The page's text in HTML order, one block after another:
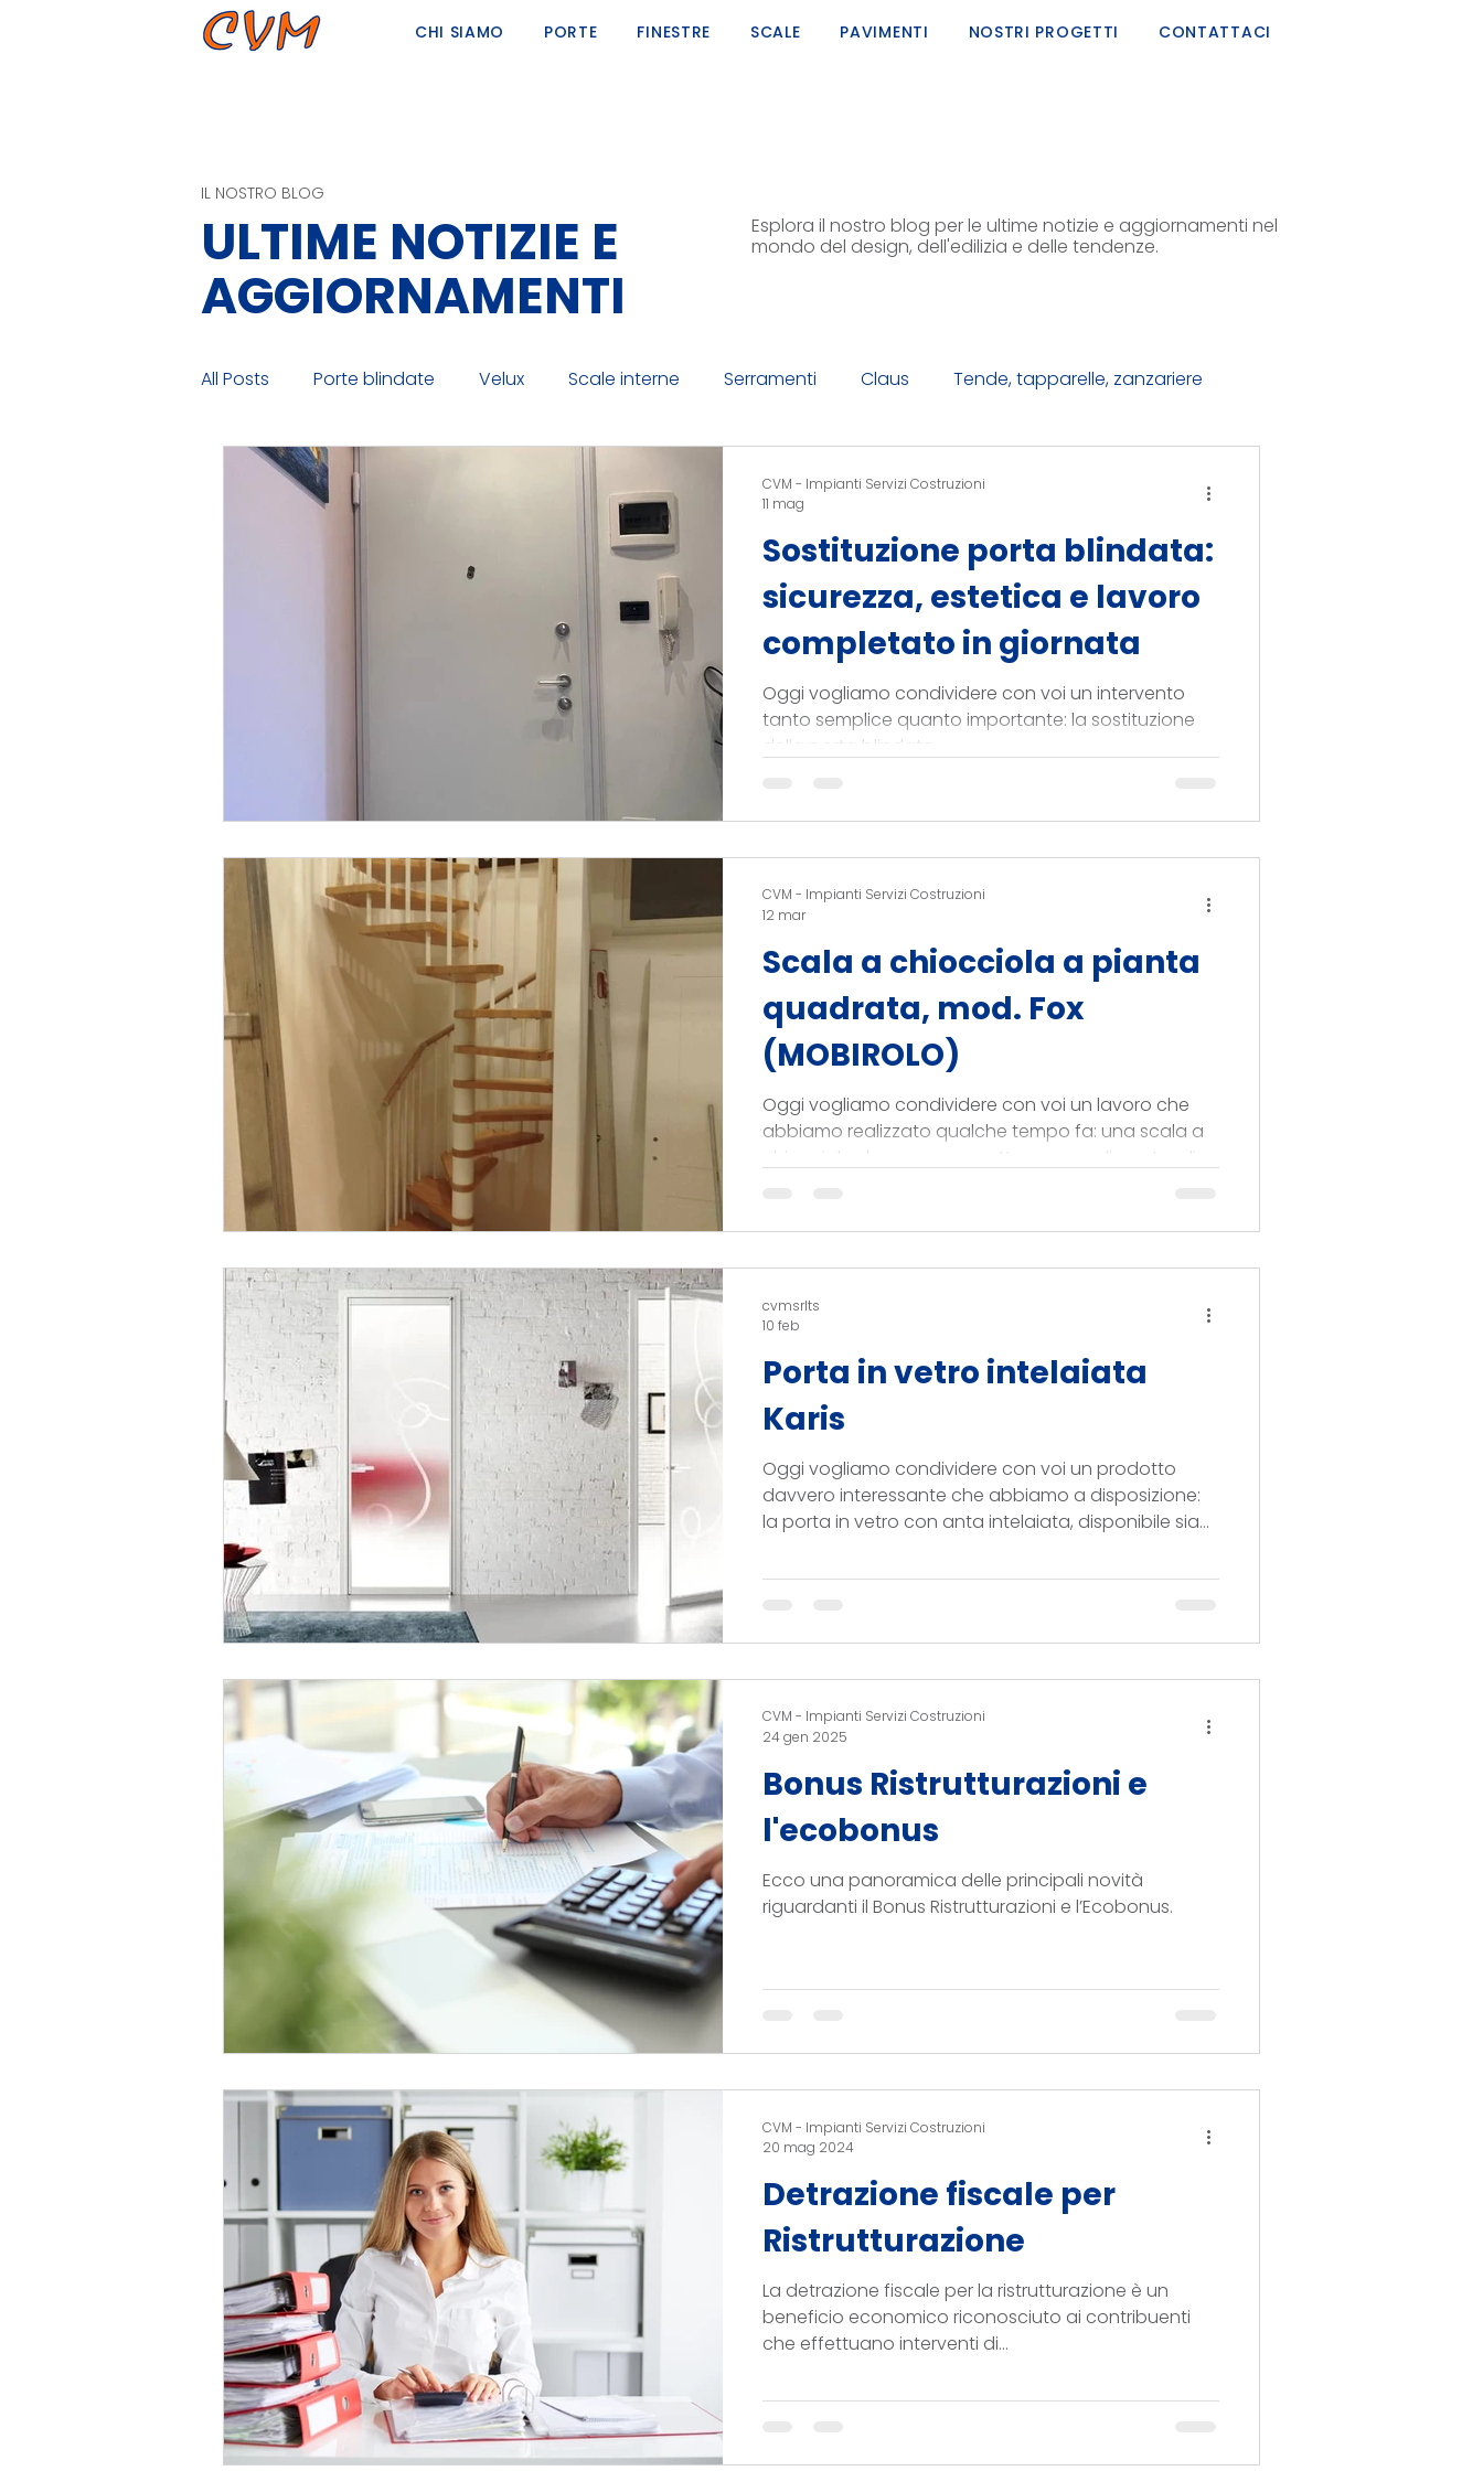
CHI SIAMO PORTE FINESTRE SCALE PAVIMENTI NOSTRI PROGETTI CONTATTACI
IL NOSTRO BLOG
ULTIME NOTIZIE E
AGGIORNAMENTI
Esplora il nostro blog per le ultime notizie e aggiornamenti nel
mondo del design, dell'edilizia e delle tendenze.
All Posts Porte blindate Velux Scale interne Serramenti Claus Tende, tapparelle, zanzariere
Porte interne Ringhiere esterne
Sostituzione porta blindata:
sicurezza, estetica e lavoro
completato in giornata
Oggi vogliamo condividere con voi un intervento
tanto semplice quanto importante: la sostituzione
della porta blindata.
CVM - Impianti Servizi Costruzioni
11 mag
Scala a chiocciola a pianta
quadrata, mod. Fox
(MOBIROLO)
Oggi vogliamo condividere con voi un lavoro che
abbiamo realizzato qualche tempo fa: una scala a
chiocciola davvero compatta, con un diametro di
CVM - Impianti Servizi Costruzioni
12 mar
Porta in vetro intelaiata
Karis
Oggi vogliamo condividere con voi un prodotto
davvero interessante che abbiamo a disposizione:
la porta in vetro con anta intelaiata, disponibile sia
cvmsrlts
10 feb
Bonus Ristrutturazioni e
l'ecobonus
Ecco una panoramica delle principali novità
riguardanti il Bonus Ristrutturazioni e l’Ecobonus.
CVM - Impianti Servizi Costruzioni
24 gen 2025
Detrazione fiscale per
Ristrutturazione
La detrazione fiscale per la ristrutturazione è un
beneficio economico riconosciuto ai contribuenti
che effettuano interventi di...
CVM - Impianti Servizi Costruzioni
20 mag 2024